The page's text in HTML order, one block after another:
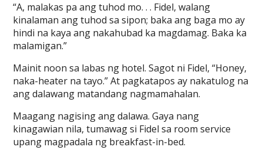
“A, malakas pa ang tuhod mo. . . Fidel, walang
kinalaman ang tuhod sa sipon; baka ang baga mo ay
hindi na kaya ang nakahubad ka magdamag. Baka ka
malamigan.”
Mainit noon sa labas ng hotel. Sagot ni Fidel, “Honey,
naka-heater na tayo.” At pagkatapos ay nakatulog na
ang dalawang matandang nagmamahalan.
Maagang nagising ang dalawa. Gaya nang
kinagawian nila, tumawag si Fidel sa room service
upang magpadala ng breakfast-in-bed.